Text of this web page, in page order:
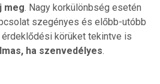
meg. Nagy korkülönbség esetén
szegényes és előbb-utóbb
körüket tekintve is
ha szenvedélyes.